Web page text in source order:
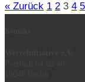
« Zurück 1 2 3 4 5